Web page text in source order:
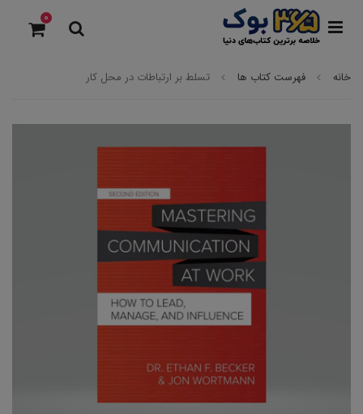
0
خانه فهرست کتاب ها تسلط بر ارتباطات در محل کار